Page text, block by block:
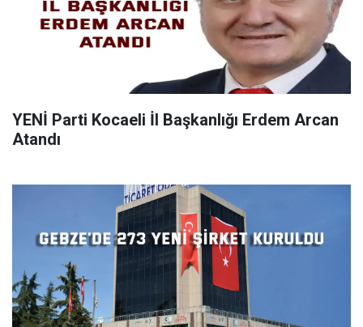
YENİ Parti Kocaeli İl Başkanlığı Erdem Arcan
Atandı